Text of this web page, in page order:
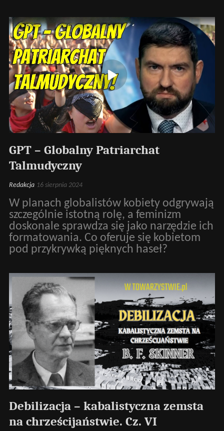
GPT – Globalny Patriarchat
Talmudyczny
Redakcja 16 sierpnia 2024
W planach globalistów kobiety odgrywają
szczególnie istotną rolę, a feminizm
doskonale sprawdza się jako narzędzie ich
formatowania. Co oferuje się kobietom
pod przykrywką pięknych haseł?
Debilizacja – kabalistyczna zemsta
na chrześcijaństwie. Cz. VI